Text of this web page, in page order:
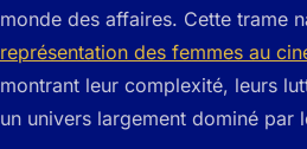
monde des affaires. Cette trame
représentation des femmes au
montrant leur complexité, leurs
un univers largement dominé par